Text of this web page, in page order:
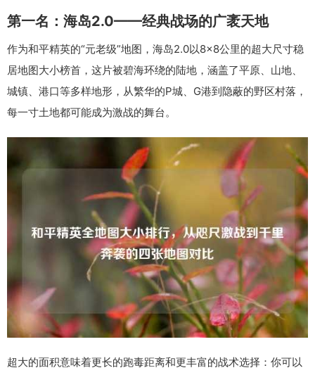
第一名：海岛2.0——经典战场的广袤天地
作为和平精英的“元老级”地图，海岛2.0以8×8公里的超大尺寸稳
居地图大小榜首，这片被碧海环绕的陆地，涵盖了平原、山地、
城镇、港口等多样地形，从繁华的P城、G港到隐蔽的野区村落，
每一寸土地都可能成为激战的舞台。
超大的面积意味着更长的跑毒距离和更丰富的战术选择：你可以